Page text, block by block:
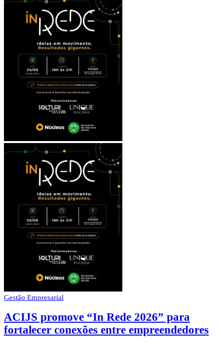
Gestão Empresarial
ACIJS promove “In Rede 2026” para
fortalecer conexões entre empreendedores